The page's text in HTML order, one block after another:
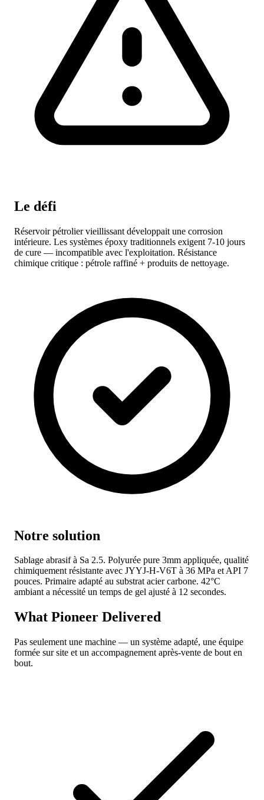
Le défi
Réservoir pétrolier vieillissant développait une corrosion
intérieure. Les systèmes époxy traditionnels exigent 7-10 jours
de cure — incompatible avec l'exploitation. Résistance
chimique critique : pétrole raffiné + produits de nettoyage.
Notre solution
Sablage abrasif à Sa 2.5. Polyurée pure 3mm appliquée, qualité
chimiquement résistante avec JYYJ-H-V6T à 36 MPa et API 7
pouces. Primaire adapté au substrat acier carbone. 42°C
ambiant a nécessité un temps de gel ajusté à 12 secondes.
What Pioneer Delivered
Pas seulement une machine — un système adapté, une équipe
formée sur site et un accompagnement après-vente de bout en
bout.